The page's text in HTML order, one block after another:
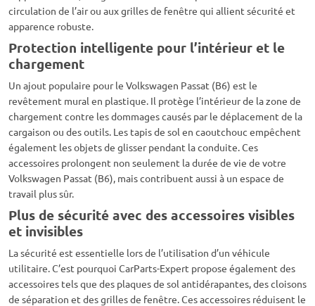
circulation de l’air ou aux grilles de fenêtre qui allient sécurité et
apparence robuste.
Protection intelligente pour l’intérieur et le
chargement
Un ajout populaire pour le Volkswagen Passat (B6) est le
revêtement mural en plastique. Il protège l’intérieur de la zone de
chargement contre les dommages causés par le déplacement de la
cargaison ou des outils. Les tapis de sol en caoutchouc empêchent
également les objets de glisser pendant la conduite. Ces
accessoires prolongent non seulement la durée de vie de votre
Volkswagen Passat (B6), mais contribuent aussi à un espace de
travail plus sûr.
Plus de sécurité avec des accessoires visibles
et invisibles
La sécurité est essentielle lors de l’utilisation d’un véhicule
utilitaire. C’est pourquoi CarParts-Expert propose également des
accessoires tels que des plaques de sol antidérapantes, des cloisons
de séparation et des grilles de fenêtre. Ces accessoires réduisent le